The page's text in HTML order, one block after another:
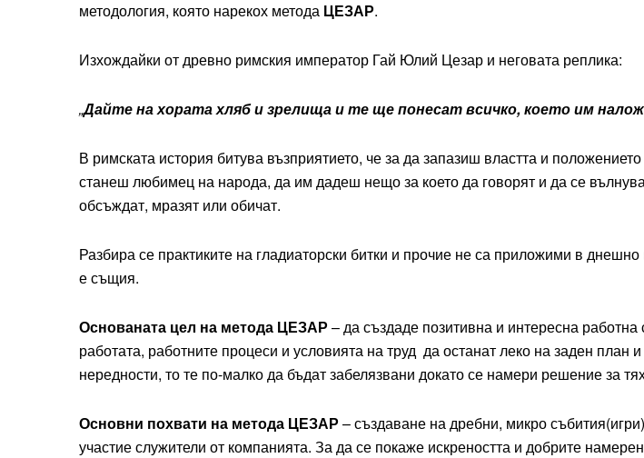
методология, която нарекох метода ЦЕЗАР.
Изхождайки от древно римския император Гай Юлий Цезар и неговата реплика:
„Дайте на хората хляб и зрелища и те ще понесат всичко, което им
В римската история битува възприятието, че за да запазиш властта и
станеш любимец на народа, да им дадеш нещо за което да говорят и да се
обсъждат, мразят или обичат.
Разбира се практиките на гладиаторски битки и прочие не са приложими в
е същия.
Основаната цел на метода ЦЕЗАР – да създаде позитивна и интересна работна
работата, работните процеси и условията на труд да останат леко на заден план
нередности, то те по-малко да бъдат забелязвани докато се намери решение за
Основни похвати на метода ЦЕЗАР – създаване на дребни, микро
участие служители от компанията. За да се покаже искреността и добрите